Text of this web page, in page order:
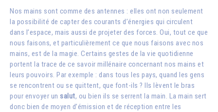
Nos mains sont comme des antennes : elles ont non seulement
la possibilité de capter des courants d’énergies qui circulent
dans l’espace, mais aussi de projeter des forces. Oui, tout ce que
nous faisons, et particulièrement ce que nous faisons avec nos
mains, est de la magie. Certains gestes de la vie quotidienne
portent la trace de ce savoir millénaire concernant nos mains et
leurs pouvoirs. Par exemple : dans tous les pays, quand les gens
se rencontrent ou se quittent, que font-ils ? Ils lèvent le bras
pour envoyer un salut, ou bien ils se serrent la main. La main sert
donc bien de moyen d’émission et de réception entre les